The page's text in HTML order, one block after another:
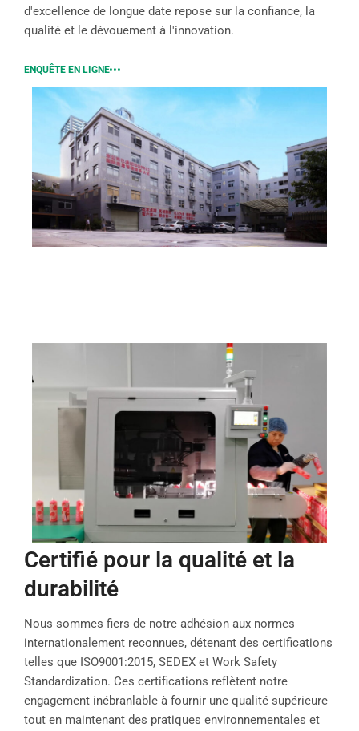
d'excellence de longue date repose sur la confiance, la
qualité et le dévouement à l'innovation.
ENQUÊTE EN LIGNE
Certifié pour la qualité et la
durabilité
Nous sommes fiers de notre adhésion aux normes
internationalement reconnues, détenant des certifications
telles que ISO9001:2015, SEDEX et Work Safety
Standardization. Ces certifications reflètent notre
engagement inébranlable à fournir une qualité supérieure
tout en maintenant des pratiques environnementales et